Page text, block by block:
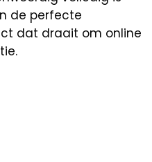
de perfecte
dat draait om online